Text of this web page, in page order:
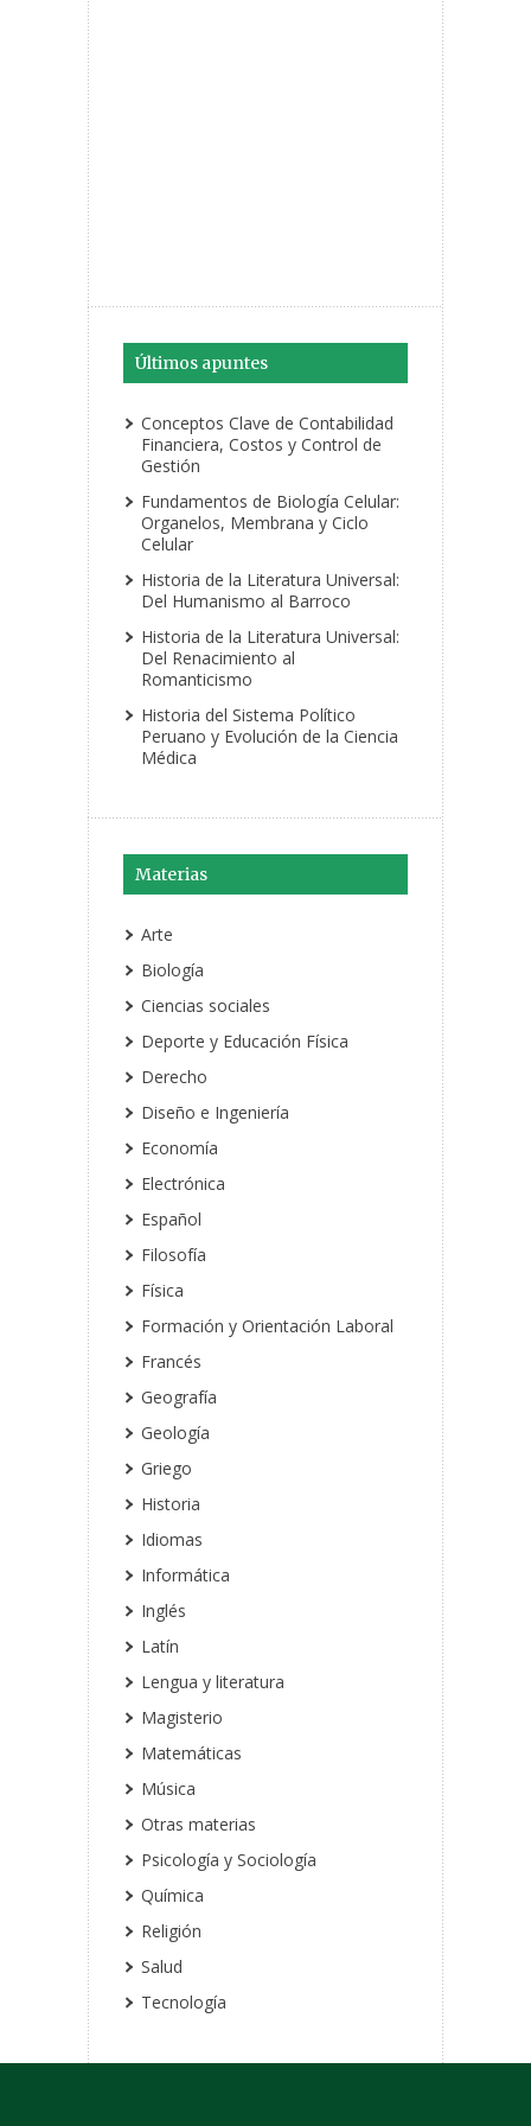
Últimos apuntes
Conceptos Clave de Contabilidad
Financiera, Costos y Control de
Gestión
Fundamentos de Biología Celular:
Organelos, Membrana y Ciclo
Celular
Historia de la Literatura Universal:
Del Humanismo al Barroco
Historia de la Literatura Universal:
Del Renacimiento al
Romanticismo
Historia del Sistema Político
Peruano y Evolución de la Ciencia
Médica
Materias
Arte
Biología
Ciencias sociales
Deporte y Educación Física
Derecho
Diseño e Ingeniería
Economía
Electrónica
Español
Filosofía
Física
Formación y Orientación Laboral
Francés
Geografía
Geología
Griego
Historia
Idiomas
Informática
Inglés
Latín
Lengua y literatura
Magisterio
Matemáticas
Música
Otras materias
Psicología y Sociología
Química
Religión
Salud
Tecnología